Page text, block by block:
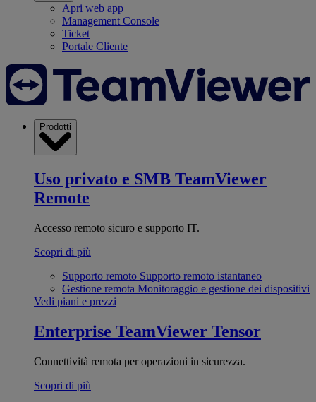
Apri web app
Management Console
Ticket
Portale Cliente
Prodotti
Uso privato e SMB TeamViewer
Remote
Accesso remoto sicuro e supporto IT.
Scopri di più
Supporto remoto Supporto remoto istantaneo
Gestione remota Monitoraggio e gestione dei dispositivi
Vedi piani e prezzi
Enterprise TeamViewer Tensor
Connettività remota per operazioni in sicurezza.
Scopri di più